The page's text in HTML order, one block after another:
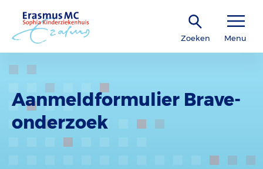
Zoeken Menu
Aanmeldformulier Brave-
onderzoek